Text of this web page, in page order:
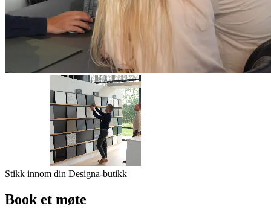
Stikk innom din Designa-butikk
Book et møte